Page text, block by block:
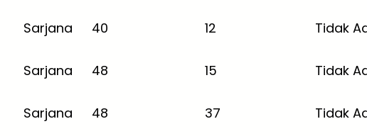
Sarjana 40 12 Tidak
Sarjana 48 15 Tidak
Sarjana 48 37 Tidak